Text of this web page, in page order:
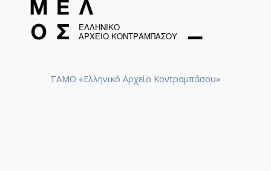
ΤΑΜΟ «Ελληνικό Αρχείο Κοντραμπάσου»